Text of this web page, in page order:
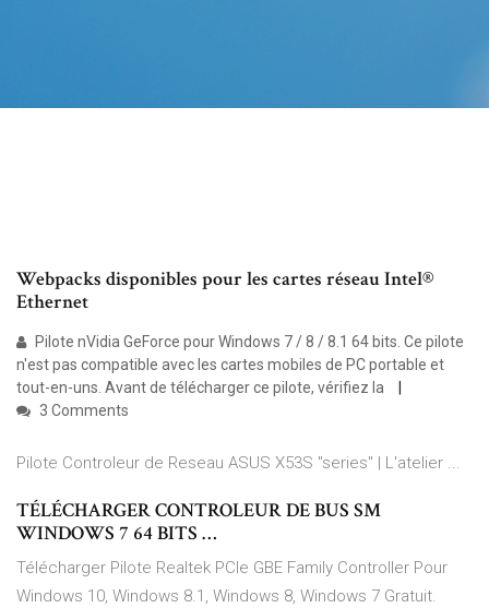
Webpacks disponibles pour les cartes réseau Intel®
Ethernet
Pilote nVidia GeForce pour Windows 7 / 8 / 8.1 64 bits. Ce pilote
n'est pas compatible avec les cartes mobiles de PC portable et
tout-en-uns. Avant de télécharger ce pilote, vérifiez la
3 Comments
Pilote Controleur de Reseau ASUS X53S "series" | L'atelier ...
TÉLÉCHARGER CONTROLEUR DE BUS SM
WINDOWS 7 64 BITS …
Télécharger Pilote Realtek PCIe GBE Family Controller Pour
Windows 10, Windows 8.1, Windows 8, Windows 7 Gratuit.